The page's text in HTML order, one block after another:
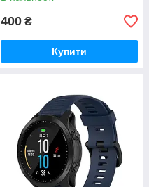
400 ₴
Купити